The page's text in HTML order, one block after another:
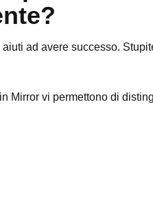
ad avere successo.
Mirror vi permettono di